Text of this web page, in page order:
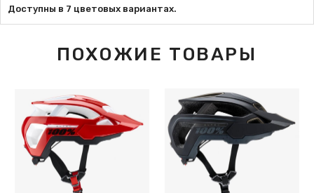
Доступны в 7 цветовых вариантах.
ПОХОЖИЕ ТОВАРЫ